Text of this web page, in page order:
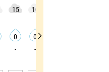
15 10
0 0
- -